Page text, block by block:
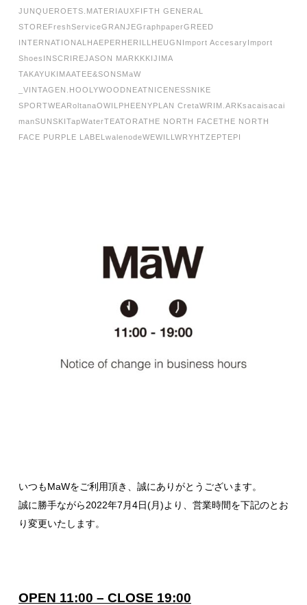
JUNQUERO ETS.MATERIAUXFIFTH GENERAL
STOREFreshServiceGRANJEGraphpaperGREED
INTERNATIONAL HAEPER HERILL HEUGN Import AccesaryImport
Shoes INSCRIREJASON MARKKKIJIMA
TAKAYUKI MAATEE&SONSMaW
_VINTAGEN.HOOLYWOODNEATNICENESSNIKE
SPORTWEARoltanaOWIL PHEENYPLAN CretaWRIM.ARKsacaisacai
manSUNSKITapWaterTEATORATHE NORTH FACETHE NORTH
FACE PURPLE LABEL walenodeWEWILL WRYHTZEPTEPI
いつもMaWをご利用頂き、誠にありがとうございます。
誠に勝手ながら2022年7月4日(月)より、営業時間を下記のとお
り変更いたします。
OPEN 11:00 – CLOSE 19:00